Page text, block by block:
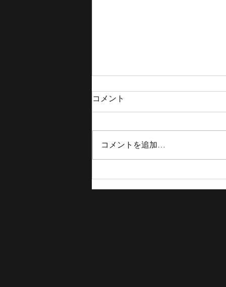
【TOKYOBB 結果報告】Spreads
Game Ichihara、JAPAN TOUR
コメント
コメントを追加…